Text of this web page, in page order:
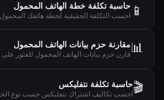
📱 حاسبة تكلفة خطة الهاتف المحمول
📊مقارنة حزم بيانات الهاتف المحمول
🎬حاسبة تكلفة نتفليكس